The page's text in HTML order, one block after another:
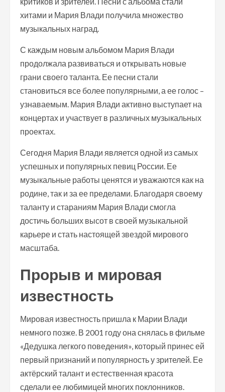
хитами и Мария Влади получила множество
музыкальных наград.
С каждым новым альбомом Мария Влади
продолжала развиваться и открывать новые
грани своего таланта. Ее песни стали
становиться все более популярными, а ее голос –
узнаваемым. Мария Влади активно выступает на
концертах и участвует в различных музыкальных
проектах.
Сегодня Мария Влади является одной из самых
успешных и популярных певиц России. Ее
музыкальные работы ценятся и уважаются как на
родине, так и за ее пределами. Благодаря своему
таланту и стараниям Мария Влади смогла
достичь больших высот в своей музыкальной
карьере и стать настоящей звездой мирового
масштаба.
Прорыв и мировая
известность
Мировая известность пришла к Марии Влади
немного позже. В 2001 году она снялась в фильме
«Дедушка легкого поведения», который принес ей
первый признаний и популярность у зрителей. Ее
актёрский талант и естественная красота
сделали ее любимицей многих поклонников.